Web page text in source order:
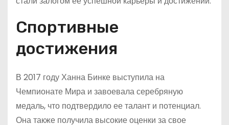
Спортивные
достижения
В 2017 году Ханна Бинке выступила на
Чемпионате Мира и завоевала серебряную
медаль, что подтвердило ее талант и потенциал.
Она также получила высокие оценки за свое